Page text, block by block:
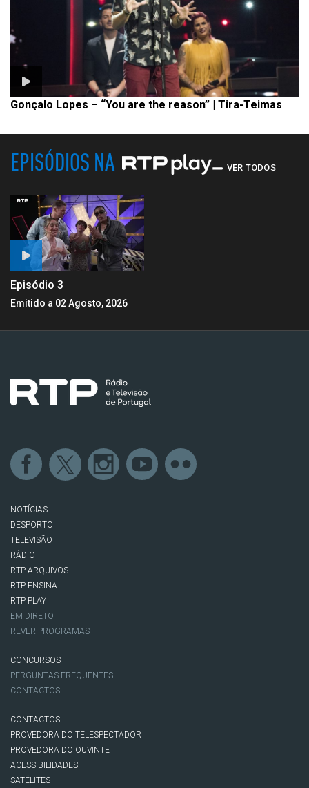
Gonçalo Lopes – “You are the reason” | Tira-Teimas
EPISÓDIOS NA VER TODOS
Episódio 3
Emitido a 02 Agosto, 2026
NOTÍCIAS
DESPORTO
TELEVISÃO
RÁDIO
RTP ARQUIVOS
RTP ENSINA
RTP PLAY
EM DIRETO
REVER PROGRAMAS
CONCURSOS
PERGUNTAS FREQUENTES
CONTACTOS
CONTACTOS
PROVEDORA DO TELESPECTADOR
PROVEDORA DO OUVINTE
ACESSIBILIDADES
SATÉLITES